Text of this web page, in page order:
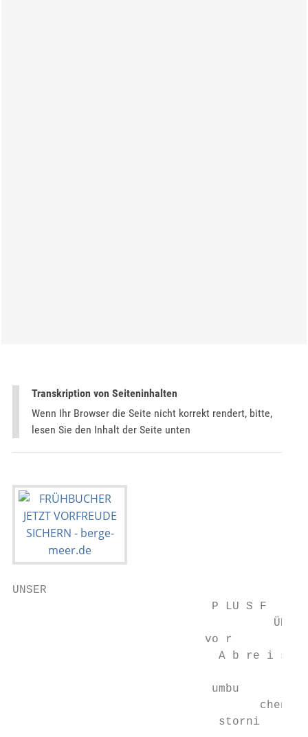
Transkription von Seiteninhalten
Wenn Ihr Browser die Seite nicht korrekt rendert, bitte,
lesen Sie den Inhalt der Seite unten
UNSER
                             P LU S F
ÜR
                            vo r
A b re i s
umbu
chen o
storni